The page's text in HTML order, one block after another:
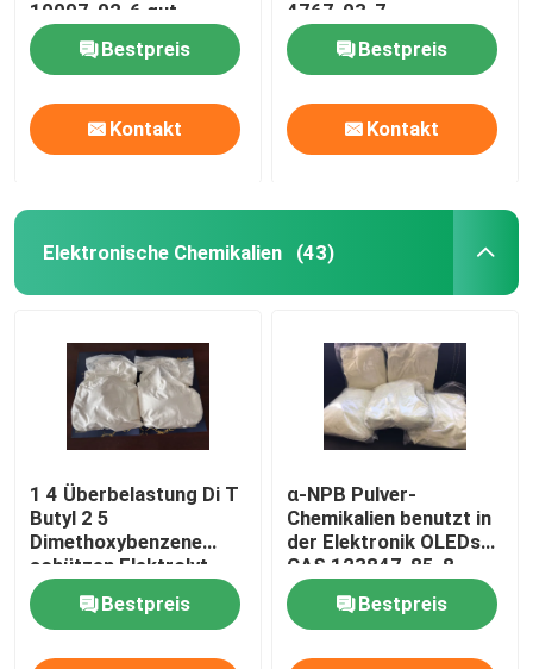
10097-02-6 gut
vernetzend und
hydrophil oder
verwendet zur
Herstellung von
wasserbasierten
Hochmolekülsystemen
Bestpreis
Kontakt
4767-03-7
beschichtendes
Gummimaterial
Bestpreis
Kontakt
Elektronische Chemikalien (43)
1 4 Überbelastung Di T
Butyl 2 5
Dimethoxybenzene
schützen Elektrolyt-
Zusatz
Bestpreis
α-NPB Pulver-
Chemikalien benutzt in
der Elektronik OLEDs
CAS 123847-85-8
Bestpreis